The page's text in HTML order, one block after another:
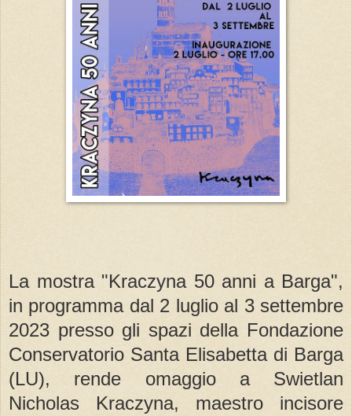
La mostra "Kraczyna 50 anni a Barga",
in programma dal 2 luglio al 3 settembre
2023 presso gli spazi della Fondazione
Conservatorio Santa Elisabetta di Barga
(LU), rende omaggio a Swietlan
Nicholas Kraczyna, maestro incisore